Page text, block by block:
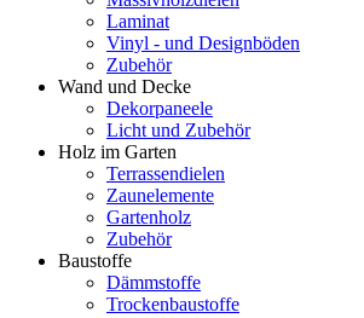
Laminat
Vinyl - und Designböden
Zubehör
Wand und Decke
Dekorpaneele
Licht und Zubehör
Holz im Garten
Terrassendielen
Zaunelemente
Gartenholz
Zubehör
Baustoffe
Dämmstoffe
Trockenbaustoffe